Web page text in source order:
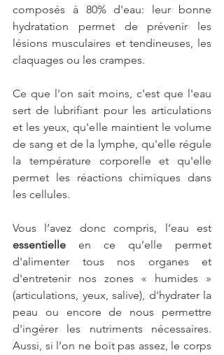
composés à 80% d'eau: leur bonne
hydratation permet de prévenir les
lésions musculaires et tendineuses, les
claquages ou les crampes.
Ce que l'on sait moins, c'est que l'eau
sert de lubrifiant pour les articulations
et les yeux, qu'elle maintient le volume
de sang et de la lymphe, qu'elle régule
la température corporelle et qu'elle
permet les réactions chimiques dans
les cellules.
essentielle en ce qu’elle permet
d'alimenter tous nos organes et
d'entretenir nos zones « humides »
(articulations, yeux, salive), d'hydrater la
peau ou encore de nous permettre
d'ingérer les nutriments nécessaires.
Aussi, si l’on ne boit pas assez, le corps